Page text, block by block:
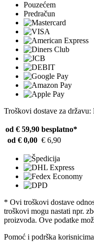
Pouzećem
Predračun
Troškovi dostave za državu:
od € 59,90 besplatno*
od € 0,00 € 6,90
* Ovi troškovi dostave
troškovi mogu nastati npr.
proizvoda. Ove podatke
Pomoć i podrška korisnicima